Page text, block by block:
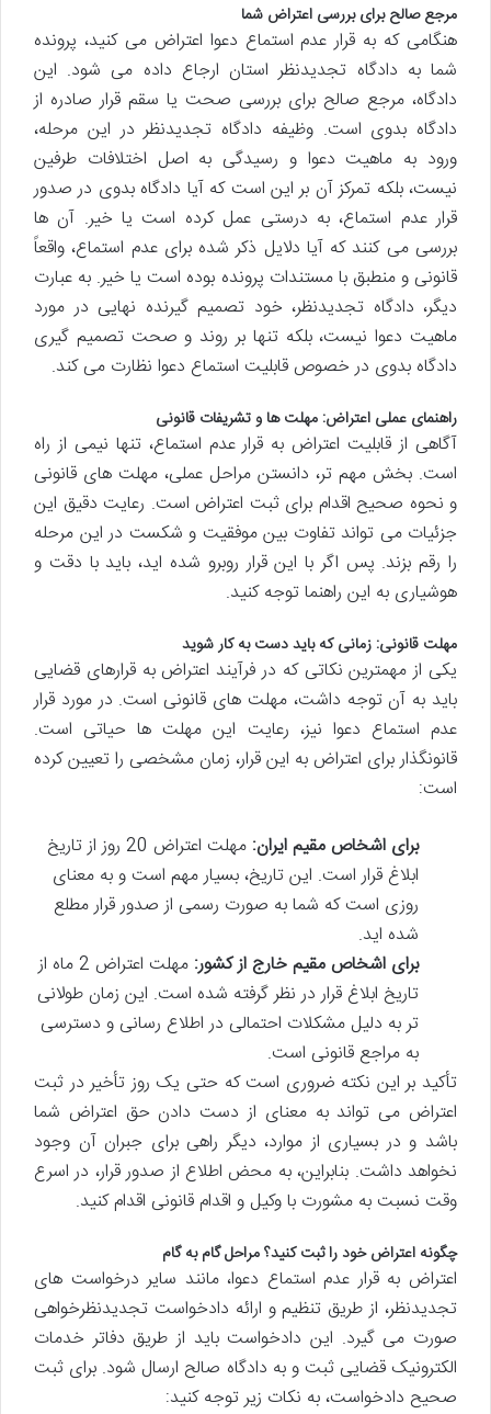
مرجع صالح برای بررسی اعتراض شما
هنگامی که به قرار عدم استماع دعوا اعتراض می کنید، پرونده
شما به دادگاه تجدیدنظر استان ارجاع داده می شود. این
دادگاه، مرجع صالح برای بررسی صحت یا سقم قرار صادره از
دادگاه بدوی است. وظیفه دادگاه تجدیدنظر در این مرحله،
ورود به ماهیت دعوا و رسیدگی به اصل اختلافات طرفین
نیست، بلکه تمرکز آن بر این است که آیا دادگاه بدوی در صدور
قرار عدم استماع، به درستی عمل کرده است یا خیر. آن ها
بررسی می کنند که آیا دلایل ذکر شده برای عدم استماع، واقعاً
قانونی و منطبق با مستندات پرونده بوده است یا خیر. به عبارت
دیگر، دادگاه تجدیدنظر، خود تصمیم گیرنده نهایی در مورد
ماهیت دعوا نیست، بلکه تنها بر روند و صحت تصمیم گیری
دادگاه بدوی در خصوص قابلیت استماع دعوا نظارت می کند.
راهنمای عملی اعتراض: مهلت ها و تشریفات قانونی
آگاهی از قابلیت اعتراض به قرار عدم استماع، تنها نیمی از راه
است. بخش مهم تر، دانستن مراحل عملی، مهلت های قانونی
و نحوه صحیح اقدام برای ثبت اعتراض است. رعایت دقیق این
جزئیات می تواند تفاوت بین موفقیت و شکست در این مرحله
را رقم بزند. پس اگر با این قرار روبرو شده اید، باید با دقت و
هوشیاری به این راهنما توجه کنید.
مهلت قانونی: زمانی که باید دست به کار شوید
یکی از مهمترین نکاتی که در فرآیند اعتراض به قرارهای قضایی
باید به آن توجه داشت، مهلت های قانونی است. در مورد قرار
عدم استماع دعوا نیز، رعایت این مهلت ها حیاتی است.
قانونگذار برای اعتراض به این قرار، زمان مشخصی را تعیین کرده
است:
برای اشخاص مقیم ایران:
مهلت اعتراض 20 روز از تاریخ
ابلاغ قرار است. این تاریخ، بسیار مهم است و به معنای
روزی است که شما به صورت رسمی از صدور قرار مطلع
شده اید.
برای اشخاص مقیم خارج از کشور:
مهلت اعتراض 2 ماه از
تاریخ ابلاغ قرار در نظر گرفته شده است. این زمان طولانی
تر به دلیل مشکلات احتمالی در اطلاع رسانی و دسترسی
به مراجع قانونی است.
تأکید بر این نکته ضروری است که حتی یک روز تأخیر در ثبت
اعتراض می تواند به معنای از دست دادن حق اعتراض شما
باشد و در بسیاری از موارد، دیگر راهی برای جبران آن وجود
نخواهد داشت. بنابراین، به محض اطلاع از صدور قرار، در اسرع
وقت نسبت به مشورت با وکیل و اقدام قانونی اقدام کنید.
چگونه اعتراض خود را ثبت کنید؟ مراحل گام به گام
اعتراض به قرار عدم استماع دعوا، مانند سایر درخواست های
تجدیدنظر، از طریق تنظیم و ارائه دادخواست تجدیدنظرخواهی
صورت می گیرد. این دادخواست باید از طریق دفاتر خدمات
الکترونیک قضایی ثبت و به دادگاه صالح ارسال شود. برای ثبت
صحیح دادخواست، به نکات زیر توجه کنید: